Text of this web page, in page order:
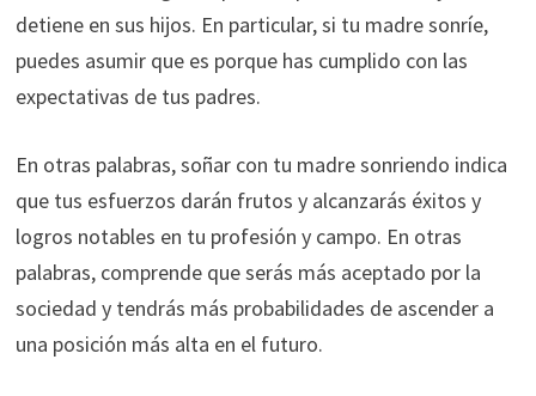
detiene en sus hijos. En particular, si tu madre sonríe,
puedes asumir que es porque has cumplido con las
expectativas de tus padres.
En otras palabras, soñar con tu madre sonriendo indica
que tus esfuerzos darán frutos y alcanzarás éxitos y
logros notables en tu profesión y campo. En otras
palabras, comprende que serás más aceptado por la
sociedad y tendrás más probabilidades de ascender a
una posición más alta en el futuro.